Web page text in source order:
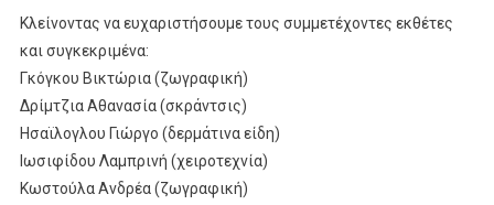
Κλείνοντας να ευχαριστήσουμε τους συμμετέχοντες εκθέτες
και συγκεκριμένα:
Γκόγκου Βικτώρια (ζωγραφική)
Δρίμτζια Αθανασία (σκράντσις)
Ησαϊλογλου Γιώργο (δερμάτινα είδη)
Ιωσιφίδου Λαμπρινή (χειροτεχνία)
Κωστούλα Ανδρέα (ζωγραφική)